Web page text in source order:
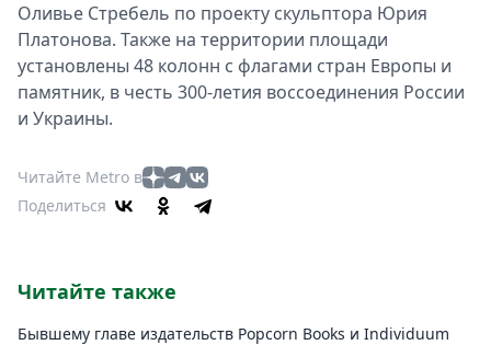
Оливье Стребель по проекту скульптора Юрия
Платонова. Также на территории площади
установлены 48 колонн с флагами стран Европы и
памятник, в честь 300-летия воссоединения России
и Украины.
Читайте Metro в
Поделиться
Читайте также
Бывшему главе издательств Popcorn Books и Individuum